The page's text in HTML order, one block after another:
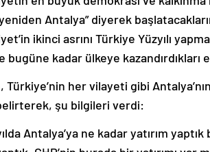
Antalya” diyerek
ikinci asrını Türkiye Yüzyılı
bugüne kadar ülkeye
belirterek, şu bilgileri verdi:
CHP’nin burada bir yatırımı var